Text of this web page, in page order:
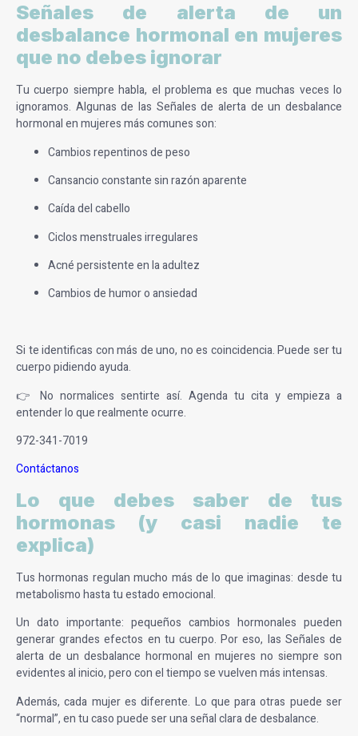
Señales de alerta de un
desbalance hormonal en mujeres
que no debes ignorar
Tu cuerpo siempre habla, el problema es que muchas veces lo
ignoramos. Algunas de las Señales de alerta de un desbalance
hormonal en mujeresmás comunes son:
Cambios repentinos de peso
Cansancio constante sin razón aparente
Caída del cabello
Ciclos menstruales irregulares
Acné persistente en la adultez
Cambios de humor o ansiedad
Si te identificas con más de uno, no es coincidencia. Puede ser tu
cuerpo pidiendo ayuda.
👉 No normalices sentirte así. Agenda tu cita y empieza a
entender lo que realmente ocurre.
972-341-7019
Contáctanos
Lo que debes saber de tus
hormonas (y casi nadie te
explica)
Tus hormonas regulan mucho más de lo que imaginas: desde tu
metabolismo hasta tu estado emocional.
Un dato importante: pequeños cambios hormonales pueden
generar grandes efectos en tu cuerpo. Por eso, las Señales de
alerta de un desbalance hormonal en mujeres no siempre son
evidentes al inicio, pero con el tiempo se vuelven más intensas.
Además, cada mujer es diferente. Lo que para otras puede ser
“normal”, en tu caso puede ser una señal clara de desbalance.